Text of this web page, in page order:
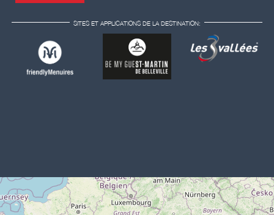
SITES ET APPLICATIONS DE LA DESTINATION: